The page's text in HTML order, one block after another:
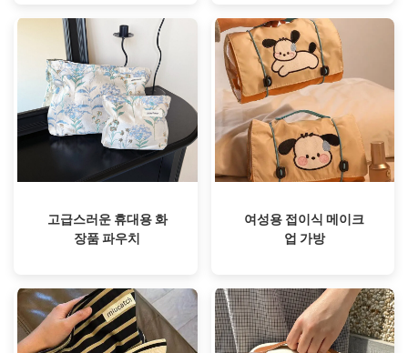
고급스러운 휴대용 화
장품 파우치
여성용 접이식 메이크
업 가방